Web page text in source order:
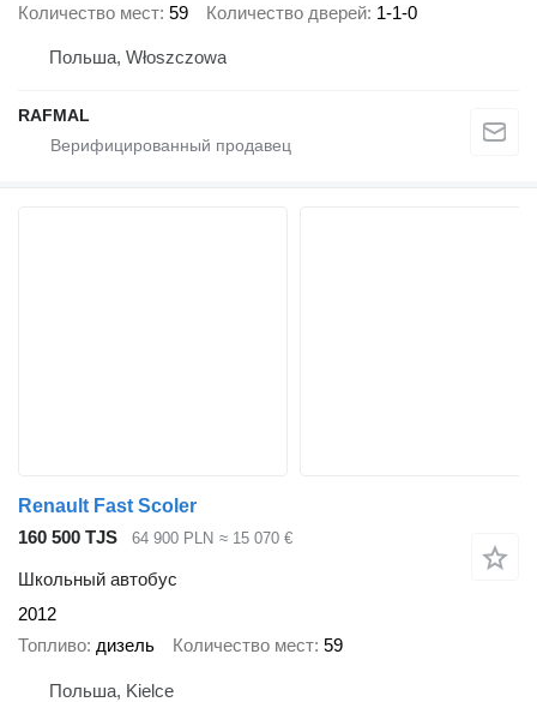
Количество мест 59 Количество дверей 1-1-0
Польша, Włoszczowa
RAFMAL
Renault Fast Scoler
160 500 TJS
64 900 PLN ≈ 15 070 €
Школьный автобус
2012
Топливо дизель Количество мест 59
Польша, Kielce